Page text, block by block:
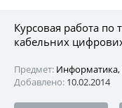
Курсовая работа по
кабельних
Предмет: Информатика,
Добавлено: 10.02.2014